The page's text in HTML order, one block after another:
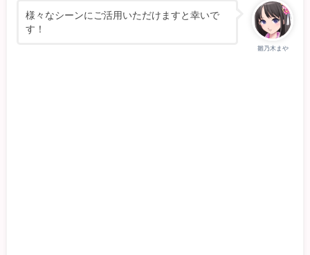
雛乃木まや
様々なシーンにご活用いただけますと幸いで
す！